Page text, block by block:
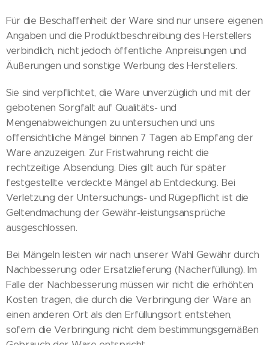
Für die Beschaffenheit der Ware sind nur unsere eigenen
Angaben und die Produktbeschreibung des Herstellers
verbindlich, nicht jedoch öffentliche Anpreisungen und
Äußerungen und sonstige Werbung des Herstellers.
Sie sind verpflichtet, die Ware unverzüglich und mit der
gebotenen Sorgfalt auf Qualitäts- und
Mengenabweichungen zu untersuchen und uns
offensichtliche Mängel binnen 7 Tagen ab Empfang der
Ware anzuzeigen. Zur Fristwahrung reicht die
rechtzeitige Absendung. Dies gilt auch für später
festgestellte verdeckte Mängel ab Entdeckung. Bei
Verletzung der Untersuchungs- und Rügepflicht ist die
Geltendmachung der Gewähr-leistungsansprüche
ausgeschlossen.
Bei Mängeln leisten wir nach unserer Wahl Gewähr durch
Nachbesserung oder Ersatzlieferung (Nacherfüllung). Im
Falle der Nachbesserung müssen wir nicht die erhöhten
Kosten tragen, die durch die Verbringung der Ware an
einen anderen Ort als den Erfüllungsort entstehen,
sofern die Verbringung nicht dem bestimmungsgemäßen